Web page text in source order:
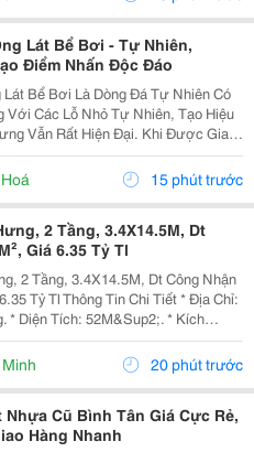
Lát Bể Bơi - Tự Nhiên,
Điểm Nhấn Độc Đáo
Bể Bơi Là Dòng Đá Tự Nhiên Có
Với Các Lỗ Nhỏ Tự Nhiên, Tạo Hiệu
Vẫn Rất Hiện Đại. Khi Được Gia
Mang Lại Khả Năng Chống Trơn Tốt
Với Không Gian Nước, Đặc Biệt...
15 phút trước
2 Tầng, 3.4X14.5M, Dt
Giá 6.35 Tỷ Tl
2 Tầng, 3.4X14.5M, Dt Công Nhận
Tỷ Tl Thông Tin Chi Tiết * Địa Chỉ:
* Diện Tích: 52M&Sup2;. * Kích
* Kết Cấu: 1 Trệt 1 Lầu. * Hiện
Chủ Nhà Hoàn Thiện...20 phút trước
Nhựa Cũ Bình Tân Giá Cực Rẻ,
Hàng Nhanh